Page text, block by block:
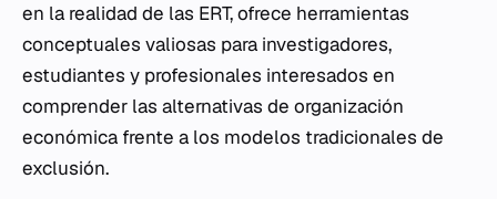
en la realidad de las ERT, ofrece herramientas
conceptuales valiosas para investigadores,
estudiantes y profesionales interesados en
comprender las alternativas de organización
económica frente a los modelos tradicionales de
exclusión.